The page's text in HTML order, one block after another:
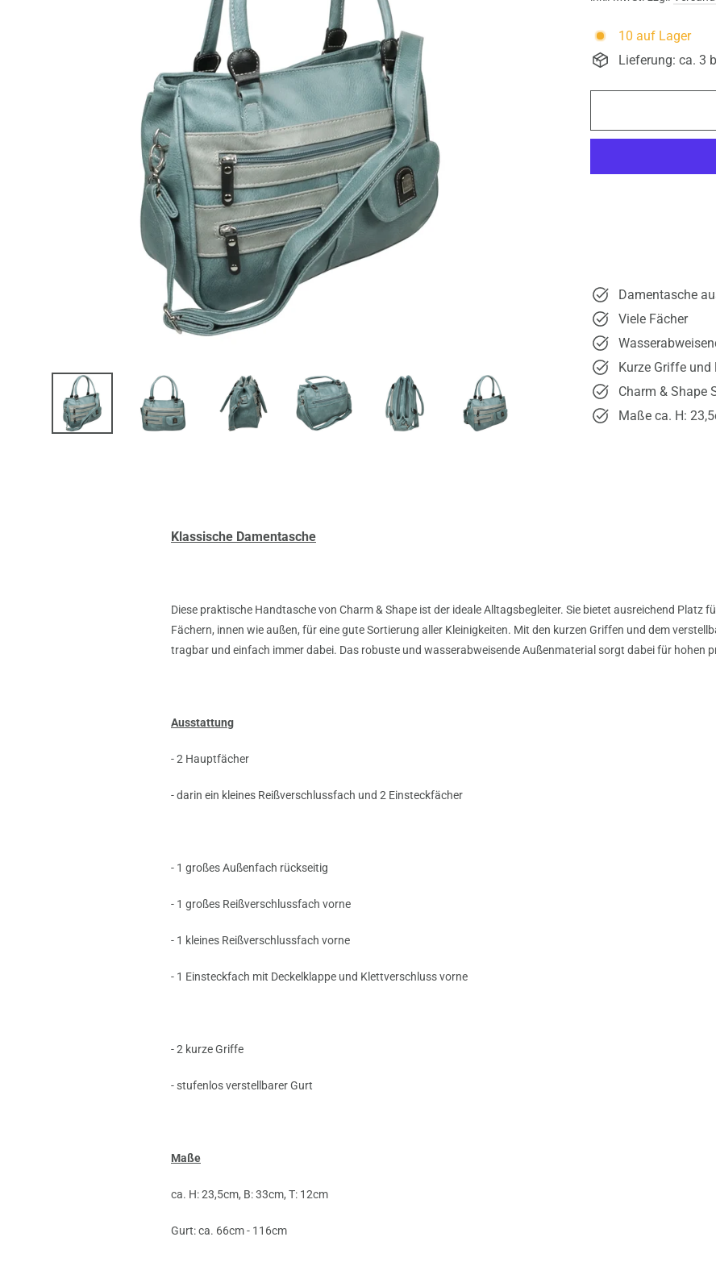
10 auf Lager
Lieferung: ca. 3
Damentasche
Viele Fächer
Kurze Griffe und
Charm & Shape
Maße ca. H:
Klassische Damentasche
Diese praktische Handtasche von Charm & Shape ist der ideale Alltagsbegleiter. Sie bietet ausreichend Platz
Fächern, innen wie außen, für eine gute Sortierung aller Kleinigkeiten. Mit den kurzen Griffen und dem
tragbar und einfach immer dabei. Das robuste und wasserabweisende Außenmaterial sorgt dabei für hohen
Ausstattung
- 2 Hauptfächer
- darin ein kleines Reißverschlussfach und 2 Einsteckfächer
- 1 großes Außenfach rückseitig
- 1 großes Reißverschlussfach vorne
- 1 kleines Reißverschlussfach vorne
- 1 Einsteckfach mit Deckelklappe und Klettverschluss vorne
- 2 kurze Griffe
- stufenlos verstellbarer Gurt
Maße
ca. H: 23,5cm, B: 33cm, T: 12cm
Gurt: ca. 66cm - 116cm